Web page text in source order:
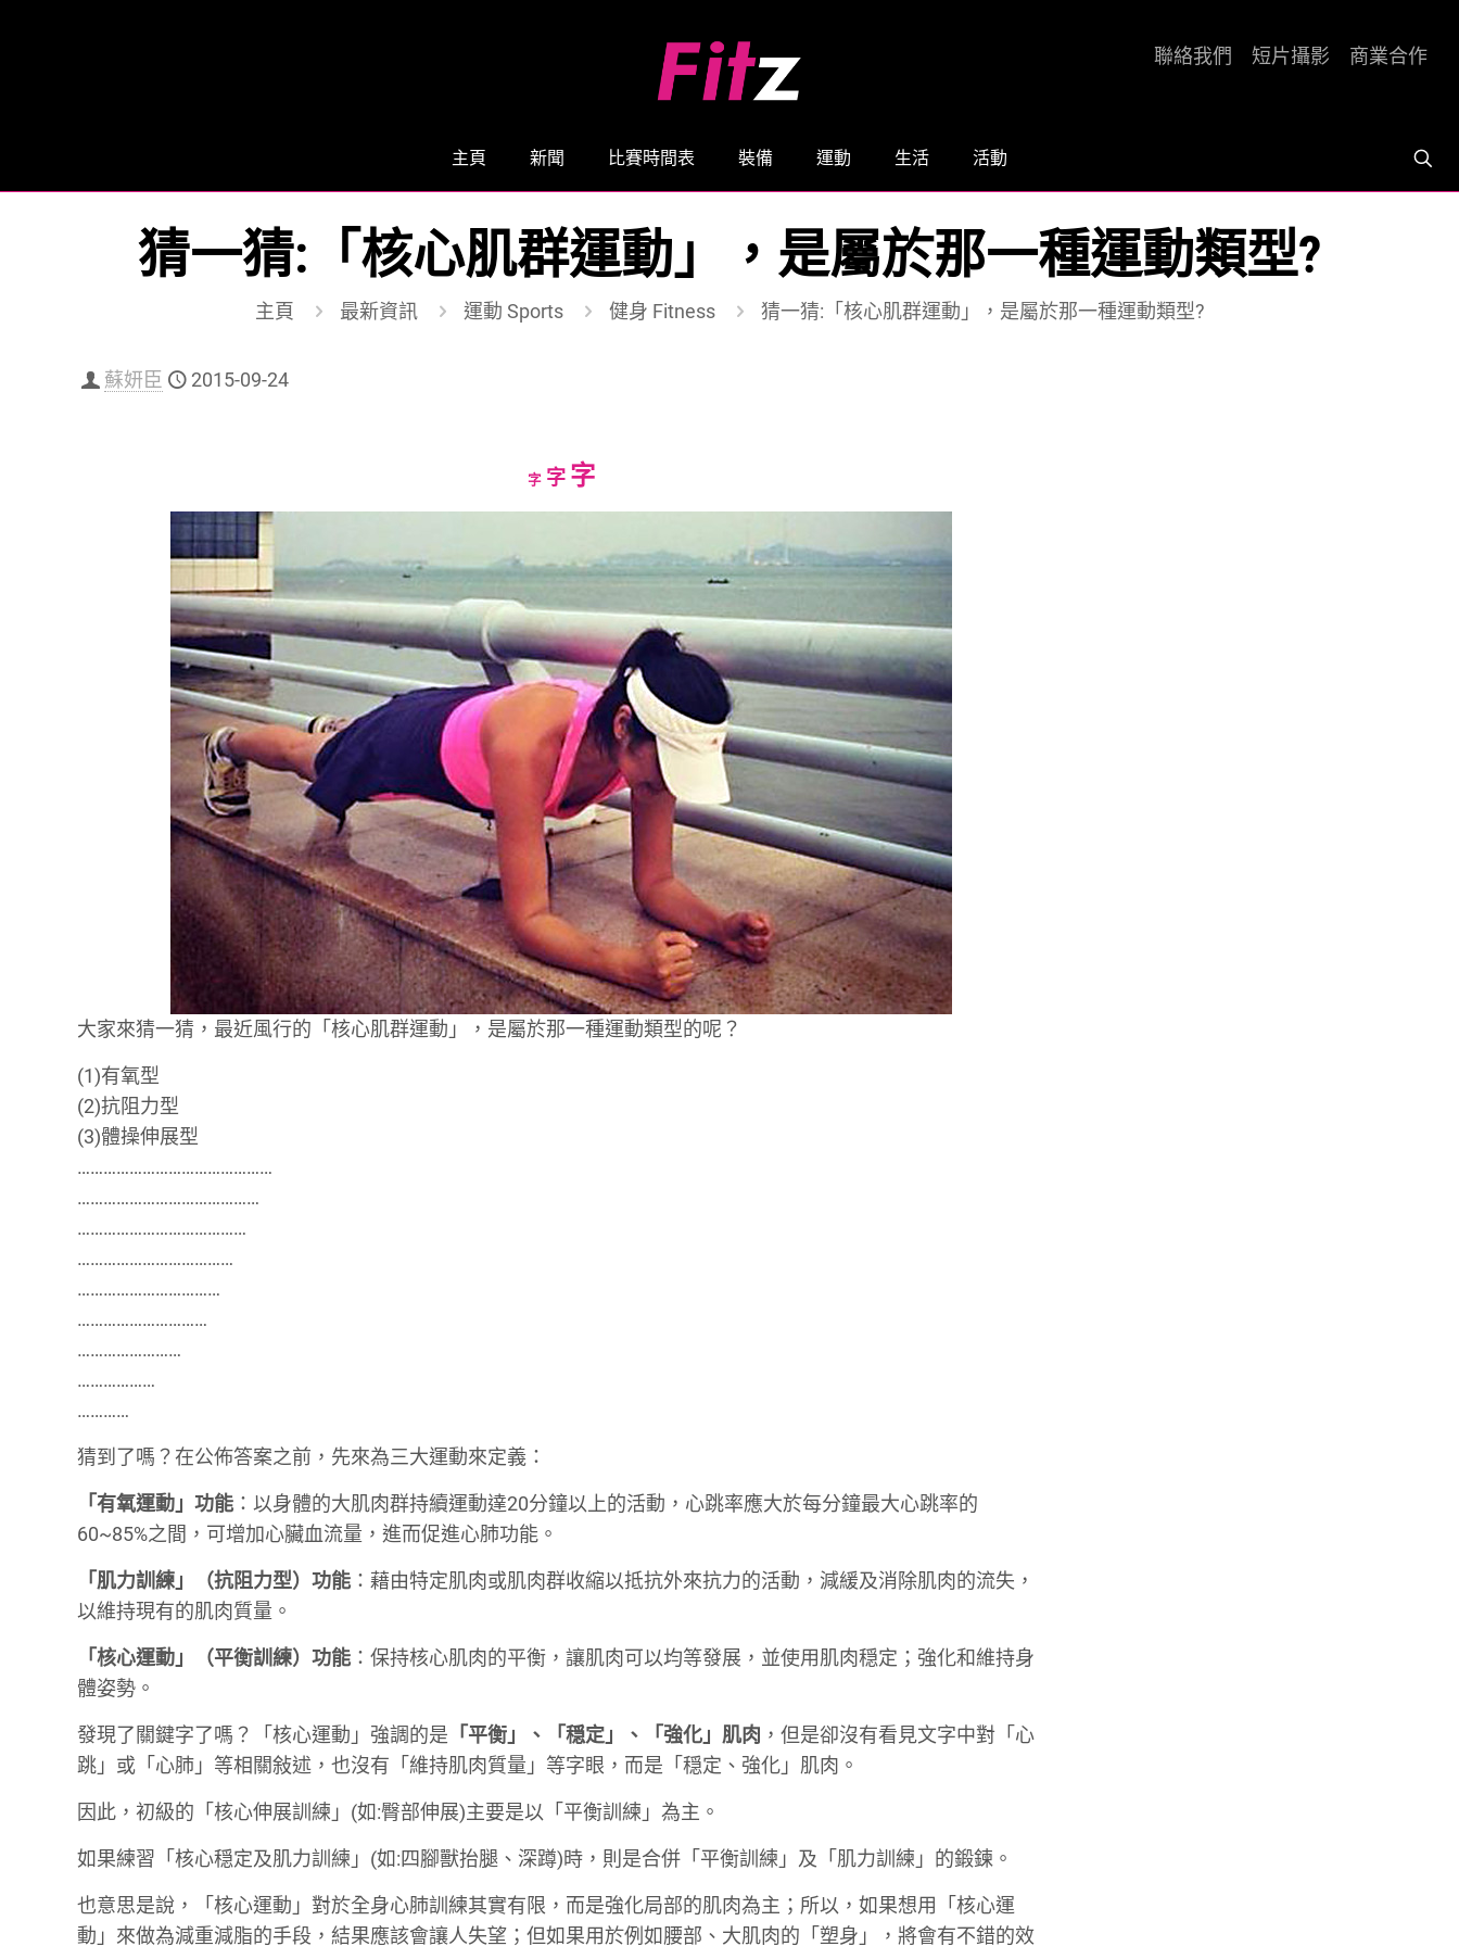
主頁 新聞 比賽時間表 裝備 運動 生活 活動
聯絡我們 短片攝影 商業合作
猜一猜:「核心肌群運動」，是屬於那一種運動類型?
主頁 最新資訊 運動 Sports 健身 Fitness 猜一猜:「核心肌群運動」，是屬於那一種運動類型?
蘇妍臣 2015-09-24
字Decrease
字Reset
字Increase
font
大家來猜一猜，最近風行的「核心肌群運動」，是屬於那一種運動類型的呢？
(1)有氧型
(2)抗阻力型
(3)體操伸展型
………………………………………
……………………………………
…………………………………
………………………………
……………………………
…………………………
……………………
………………
…………
猜到了嗎？在公佈答案之前，先來為三大運動來定義：
「有氧運動」功能 ：以身體的大肌肉群持續運動達20分鐘以上的活動，心跳率應大於每分鐘最大心跳率的
60~85%之間，可增加心臟血流量，進而促進心肺功能。
「肌力訓練」（抗阻力型）功能 ：藉由特定肌肉或肌肉群收縮以抵抗外來抗力的活動，減緩及消除肌肉的流失，
以維持現有的肌肉質量。
「核心運動」（平衡訓練）功能 ：保持核心肌肉的平衡，讓肌肉可以均等發展，並使用肌肉穏定；強化和維持身
體姿勢。
發現了關鍵字了嗎？「核心運動」強調的是 「平衡」、「穏定」、「強化」肌肉 ，但是卻沒有看見文字中對「心
跳」或「心肺」等相關敍述，也沒有「維持肌肉質量」等字眼，而是「穏定、強化」肌肉。
因此，初級的「核心伸展訓練」(如:臀部伸展)主要是以「平衡訓練」為主。
如果練習「核心穏定及肌力訓練」(如:四腳獸抬腿、深蹲)時，則是合併「平衡訓練」及「肌力訓練」的鍛鍊。
也意思是說，「核心運動」對於全身心肺訓練其實有限，而是強化局部的肌肉為主；所以，如果想用「核心運
動」來做為減重減脂的手段，結果應該會讓人失望；但如果用於例如腰部、大肌肉的「塑身」，將會有不錯的效